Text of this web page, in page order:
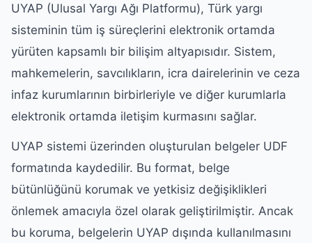
UYAP (Ulusal Yargı Ağı Platformu), Türk yargı
sisteminin tüm iş süreçlerini elektronik ortamda
yürüten kapsamlı bir bilişim altyapısıdır. Sistem,
mahkemelerin, savcılıkların, icra dairelerinin ve ceza
infaz kurumlarının birbirleriyle ve diğer kurumlarla
elektronik ortamda iletişim kurmasını sağlar.
UYAP sistemi üzerinden oluşturulan belgeler UDF
formatında kaydedilir. Bu format, belge
bütünlüğünü korumak ve yetkisiz değişiklikleri
önlemek amacıyla özel olarak geliştirilmiştir. Ancak
bu koruma, belgelerin UYAP dışında kullanılmasını